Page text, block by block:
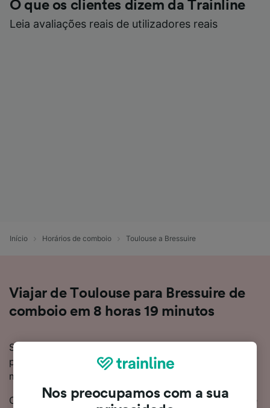
O que os clientes dizem da Trainline
Leia avaliações reais de utilizadores reais
Início Horários de comboio Toulouse a Bressuire
Viajar de Toulouse para Bressuire de
comboio em 8 horas 19 minutos
Se quiser saber mais acerca da viagem de Toulouse
para Bressuire de comboio, não precisa de procurar
mais!
O tempo médio da viagem de Toulouse para Bressuire
Nos preocupamos com a sua